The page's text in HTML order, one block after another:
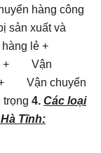
hàng công
sản xuất và
hàng lẻ +
+ Vận
+ Vận chuyển
4. Các loại
Tĩnh: